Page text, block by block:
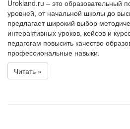
Urokland.ru – это образовательный
уровней, от начальной школы до
предлагает широкий выбор
интерактивных уроков, кейсов и
педагогам повысить качество
профессиональные навыки.
Читать »